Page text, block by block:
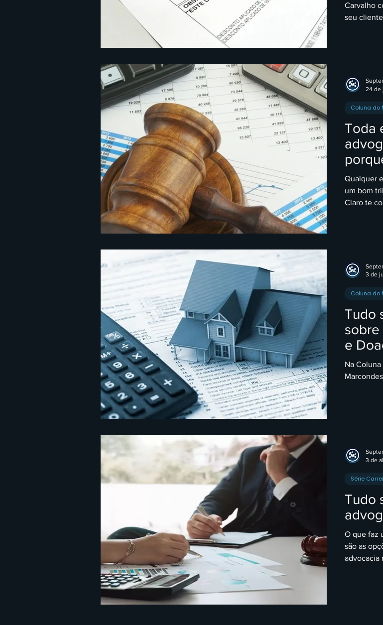
Carvalho
seu
Toda
Qualquer
um bom
Claro te
Coluna do
24 de
Tudo
sobre
e
Na
Coluna do
3 de
Tudo
O que faz
são as opções? Confira todos os
advocacia
Série
3 de